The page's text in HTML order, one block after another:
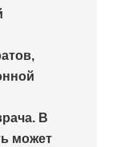
В
может